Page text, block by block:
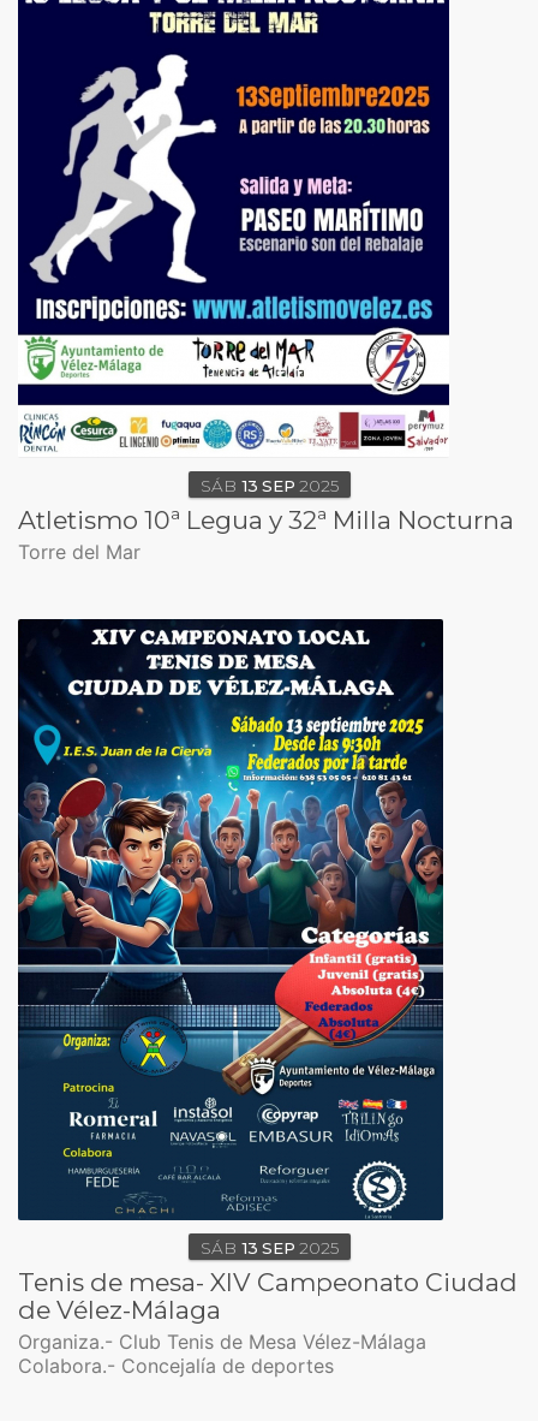
SÁB 13 SEP 2025
Atletismo 10ª Legua y 32ª Milla Nocturna
Torre del Mar
SÁB 13 SEP 2025
Tenis de mesa- XIV Campeonato Ciudad
de Vélez-Málaga
Organiza.- Club Tenis de Mesa Vélez-Málaga
Colabora.- Concejalía de deportes